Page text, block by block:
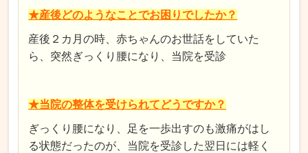
★産後どのようなことでお困りでしたか？
産後２カ月の時、赤ちゃんのお世話をしていた
ら、突然ぎっくり腰になり、当院を受診
★当院の整体を受けられてどうですか？
ぎっくり腰になり、足を一歩出すのも激痛がはし
る状態だったのが、当院を受診した翌日には軽く